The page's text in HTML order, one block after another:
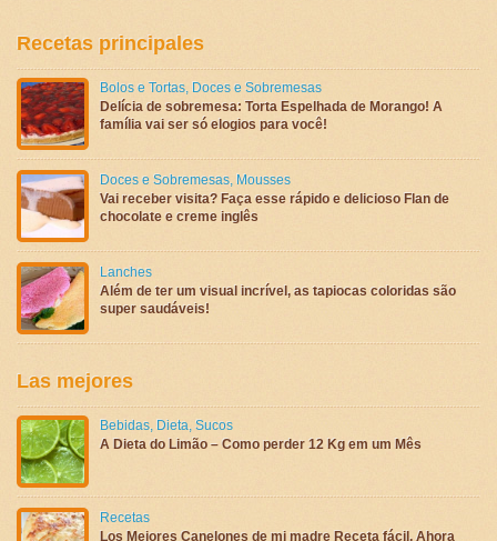
Recetas principales
Bolos e Tortas, Doces e Sobremesas
Delícia de sobremesa: Torta Espelhada de Morango! A
família vai ser só elogios para você!
Doces e Sobremesas, Mousses
Vai receber visita? Faça esse rápido e delicioso Flan de
chocolate e creme inglês
Lanches
Além de ter um visual incrível, as tapiocas coloridas são
super saudáveis!
Las mejores
Bebidas, Dieta, Sucos
A Dieta do Limão – Como perder 12 Kg em um Mês
Recetas
Los Mejores Canelones de mi madre Receta fácil, Ahora